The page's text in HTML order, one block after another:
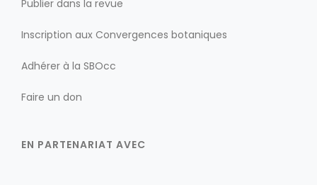
Publier dans la revue
Inscription aux Convergences botaniques
Adhérer à la SBOcc
Faire un don
EN PARTENARIAT AVEC